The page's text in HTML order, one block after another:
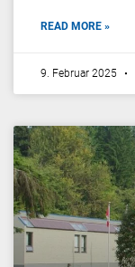
READ MORE »
9. Februar 2025